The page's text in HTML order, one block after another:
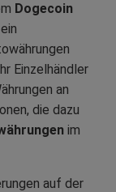
Dogecoin
Einzelhändler
an
die dazu
im
auf der